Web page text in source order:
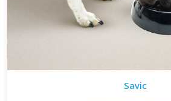
Savic